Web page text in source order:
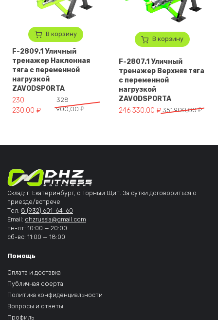
В корзину
F-2809.1 Уличный
тренажер Наклонная
тяга с переменной
нагрузкой
ZAVODSPORTA
328
900,00 ₽
Первоначальная цена составляла 328 900,00 ₽.
230
230,00 ₽
Текущая цена: 230 230,00 ₽.
В корзину
F-2807.1 Уличный
тренажер Верхняя тяга
с переменной
нагрузкой
ZAVODSPORTA
351 900,00₽
Первоначальная цена
246 330,00 ₽
Текущая цена: 246 330,00 ₽.
Склад: г. Екатеринбург, с. Горный Щит. За сутки договориться о
приезде/встрече
Тел: 8 (932) 601-64-60
Email: dhzrussia@gmail.com
пн-пт: 10:00 — 20:00
сб-вс: 11:00 — 18:00
Помощь
Оплата и доставка
Публичная оферта
Политика конфиденциальности
Вопросы и ответы
Профиль